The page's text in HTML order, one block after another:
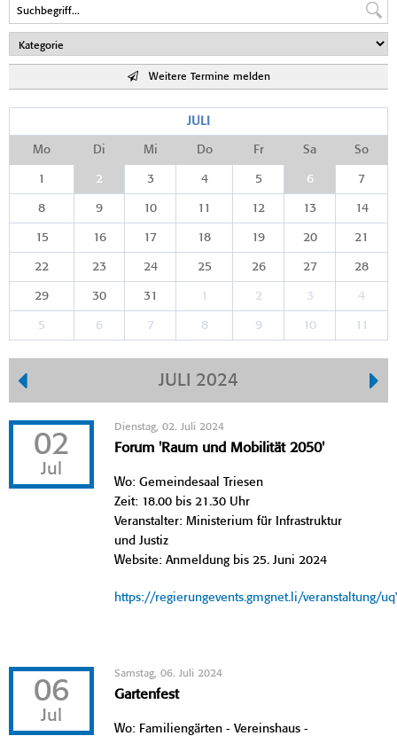
Weitere Termine melden
JULI
Mo Di Mi Do Fr Sa So
1 2 3 4 5 6 7
8 9 10 11 12 13 14
15 16 17 18 19 20 21
22 23 24 25 26 27 28
29 30 31 1 2 3 4
5 6 7 8 9 10 11
JULI 2024
02
Jul
Dienstag, 02. Juli 2024
Forum 'Raum und Mobilität 2050'
Wo: Gemeindesaal Triesen
Zeit: 18.00 bis 21.30 Uhr
Veranstalter: Ministerium für Infrastruktur
und Justiz
Website: Anmeldung bis 25. Juni 2024
https://regierungevents.gmgnet.li/veranstaltung/
06
Jul
Samstag, 06. Juli 2024
Gartenfest
Wo: Familiengärten - Vereinshaus -